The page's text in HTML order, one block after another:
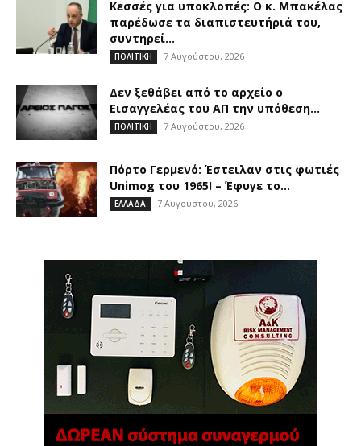
Κεσσές για υποκλοπές: Ο κ. Μπακέλας
παρέδωσε τα διαπιστευτήριά του,
συντηρεί...
ΠΟΛΙΤΙΚΗ 7 Αυγούστου, 2026
Δεν ξεθάβει από το αρχείο ο
Εισαγγελέας του ΑΠ την υπόθεση...
ΠΟΛΙΤΙΚΗ 7 Αυγούστου, 2026
Πόρτο Γερμενό: Έστειλαν στις φωτιές
Unimog του 1965! – Έφυγε το...
ΕΛΛΑΔΑ 7 Αυγούστου, 2026